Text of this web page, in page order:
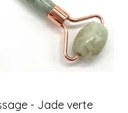
- Jade verte